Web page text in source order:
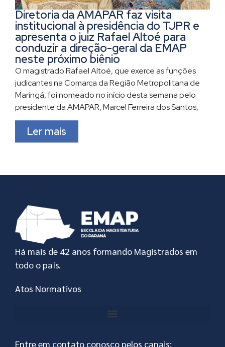
Diretoria da AMAPAR faz visita
institucional à presidência do TJPR e
apresenta o juiz Rafael Altoé para
conduzir a direção-geral da EMAP
neste próximo biênio
O magistrado Rafael Altoé, que exerce as funções
judicantes na Comarca da Região Metropolitana de
Maringá, foi nomeado no início desta semana pelo
presidente da AMAPAR, Marcel Ferreira dos Santos,
Ler mais
Há mais de 42 anos formando Magistrados em
todo o país.
Atos Normativos
Entre em contato conosco pelos canais: